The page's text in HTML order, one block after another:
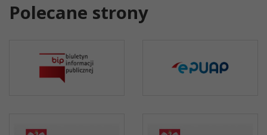
Polecane strony